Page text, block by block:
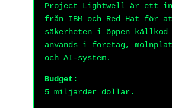
Project Lightwell är ett
från IBM och Red Hat för
säkerheten i öppen källkod
används i företag,
och AI-system.
Budget:
5 miljarder dollar.